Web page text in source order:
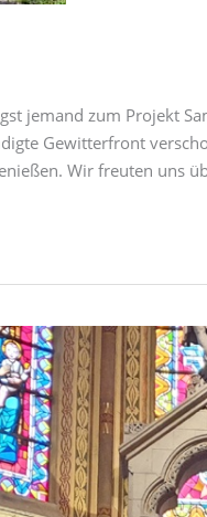
jemand zum Projekt
Gewitterfront
Wir freuten uns